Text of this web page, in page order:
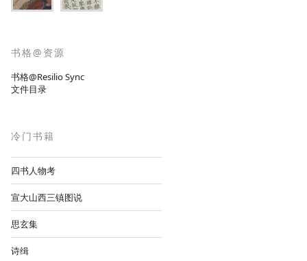
书格@资源
书格@Resilio Sync
文件目录
冷门书籍
四书人物考
宣大山西三镇图说
思玄集
诗缉